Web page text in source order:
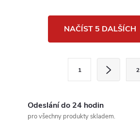
NAČÍST 5 DALŠÍCH
1 2
Odeslání do 24 hodin
pro všechny produkty skladem.